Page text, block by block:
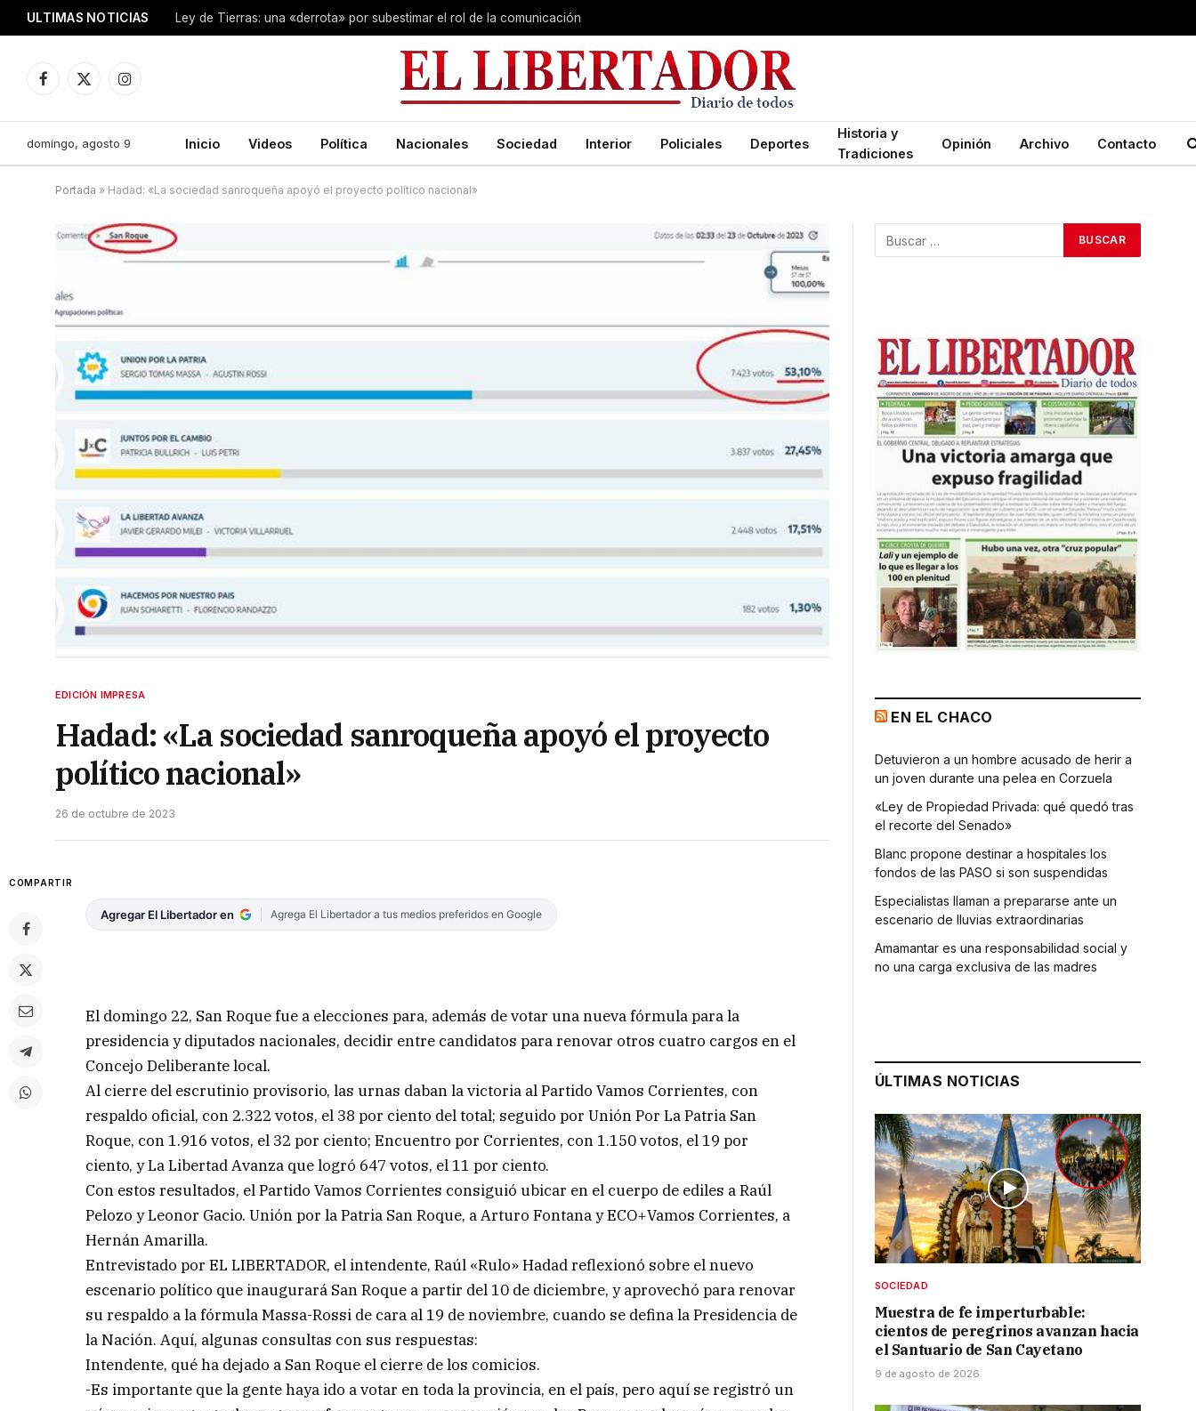
ULTIMAS NOTICIAS Ley de Tierras: una «derrota» por subestimar el rol de la comunicación
Facebook
X
Instagram
domingo, agosto 9 Inicio Videos Política Nacionales Sociedad Interior Policiales Deportes
Historia y
Tradiciones
Opinión Archivo Contacto
Portada » Hadad: «La sociedad sanroqueña apoyó el proyecto político nacional»
EDICIÓN IMPRESA
Hadad: «La sociedad sanroqueña apoyó el proyecto
político nacional»
26 de octubre de 2023
COMPARTIR
Agregar El Libertador en Agrega El Libertador a tus medios preferidos en Google
El domingo 22, San Roque fue a elecciones para, además de votar una nueva fórmula para la
presidencia y diputados nacionales, decidir entre candidatos para renovar otros cuatro cargos en el
Concejo Deliberante local.
Al cierre del escrutinio provisorio, las urnas daban la victoria al Partido Vamos Corrientes, con
respaldo oficial, con 2.322 votos, el 38 por ciento del total; seguido por Unión Por La Patria San
Roque, con 1.916 votos, el 32 por ciento; Encuentro por Corrientes, con 1.150 votos, el 19 por
ciento, y La Libertad Avanza que logró 647 votos, el 11 por ciento.
Con estos resultados, el Partido Vamos Corrientes consiguió ubicar en el cuerpo de ediles a Raúl
Pelozo y Leonor Gacio. Unión por la Patria San Roque, a Arturo Fontana y ECO+Vamos Corrientes, a
Hernán Amarilla.
Entrevistado por EL LIBERTADOR, el intendente, Raúl «Rulo» Hadad reflexionó sobre el nuevo
escenario político que inaugurará San Roque a partir del 10 de diciembre, y aprovechó para renovar
su respaldo a la fórmula Massa-Rossi de cara al 19 de noviembre, cuando se defina la Presidencia de
la Nación. Aquí, algunas consultas con sus respuestas:
Intendente, qué ha dejado a San Roque el cierre de los comicios.
-Es importante que la gente haya ido a votar en toda la provincia, en el país, pero aquí se registró un
EN EL CHACO
Detuvieron a un hombre acusado de herir a
un joven durante una pelea en Corzuela
«Ley de Propiedad Privada: qué quedó tras
el recorte del Senado»
Blanc propone destinar a hospitales los
fondos de las PASO si son suspendidas
Especialistas llaman a prepararse ante un
escenario de lluvias extraordinarias
Amamantar es una responsabilidad social y
no una carga exclusiva de las madres
ÚLTIMAS NOTICIAS
SOCIEDAD
Muestra de fe imperturbable:
cientos de peregrinos avanzan hacia
el Santuario de San Cayetano
9 de agosto de 2026